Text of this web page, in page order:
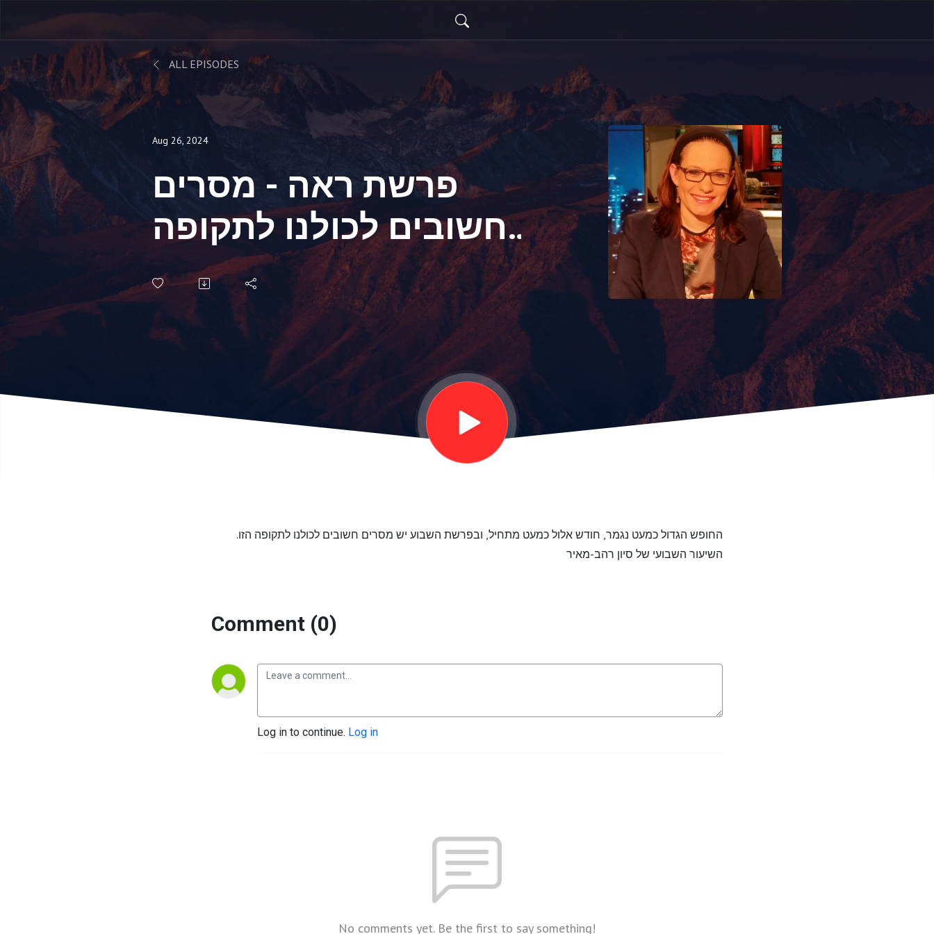
ALL EPISODES
Aug 26, 2024
פרשת ראה - מסרים
חשובים לכולנו לתקופה
הזו
החופש הגדול כמעט נגמר, חודש אלול כמעט מתחיל, ובפרשת השבוע יש מסרים חשובים לכולנו לתקופה הזו.
השיעור השבועי של סיון רהב-מאיר
Comment (0)
Log in to continue. Log in
No comments yet. Be the first to say something!